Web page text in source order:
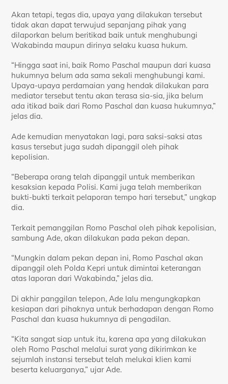
Akan tetapi, tegas dia, upaya yang dilakukan tersebut
tidak akan dapat terwujud sepanjang pihak yang
dilaporkan belum beritikad baik untuk menghubungi
Wakabinda maupun dirinya selaku kuasa hukum.
“Hingga saat ini, baik Romo Paschal maupun dari kuasa
hukumnya belum ada sama sekali menghubungi kami.
Upaya-upaya perdamaian yang hendak dilakukan para
mediator tersebut tentu akan terasa sia-sia, jika belum
ada itikad baik dari Romo Paschal dan kuasa hukumnya,”
jelas dia.
Ade kemudian menyatakan lagi, para saksi-saksi atas
kasus tersebut juga sudah dipanggil oleh pihak
kepolisian.
“Beberapa orang telah dipanggil untuk memberikan
kesaksian kepada Polisi. Kami juga telah memberikan
bukti-bukti terkait pelaporan tempo hari tersebut,” ungkap
dia.
Terkait pemanggilan Romo Paschal oleh pihak kepolisian,
sambung Ade, akan dilakukan pada pekan depan.
“Mungkin dalam pekan depan ini, Romo Paschal akan
dipanggil oleh Polda Kepri untuk dimintai keterangan
atas laporan dari Wakabinda,” jelas dia.
Di akhir panggilan telepon, Ade lalu mengungkapkan
kesiapan dari pihaknya untuk berhadapan dengan Romo
Paschal dan kuasa hukumnya di pengadilan.
“Kita sangat siap untuk itu, karena apa yang dilakukan
oleh Romo Paschal melalui surat yang dikirimkan ke
sejumlah instansi tersebut telah melukai klien kami
beserta keluarganya,” ujar Ade.